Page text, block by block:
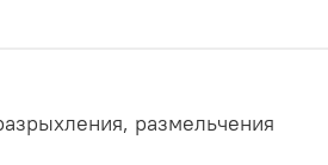
размельчения